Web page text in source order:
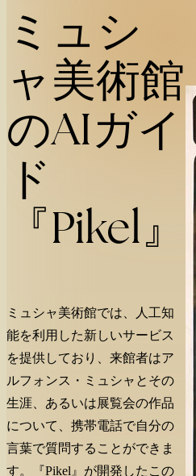
ミュシ
ャ美術館
のAIガイ
ド
『Pikel』
ミュシャ美術館では、人工知
能を利用した新しいサービス
を提供しており、来館者はア
ルフォンス・ミュシャとその
生涯、あるいは展覧会の作品
について、携帯電話で自分の
言葉で質問することができま
す。『Pikel』が開発したこの